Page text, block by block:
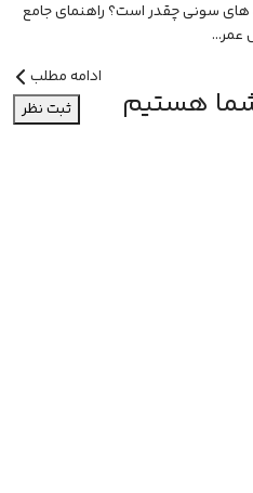
سونی چقدر است؟ راهنمای جامع
عمر...
ادامه مطلب
هستیم
ثبت نظر